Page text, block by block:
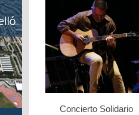
Concierto Solidario